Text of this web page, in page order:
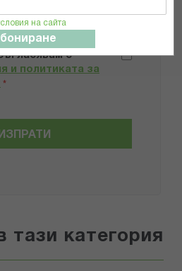
на сайта
с
и политиката за
*
ИЗПРАТИ
тази категория